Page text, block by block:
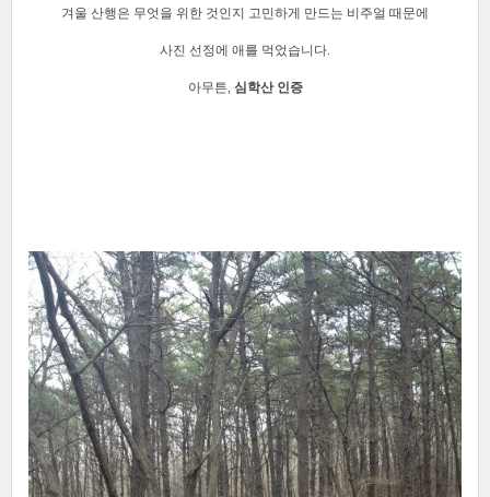
겨울 산행은 무엇을 위한 것인지 고민하게 만드는 비주얼 때문에
사진 선정에 애를 먹었습니다.
아무튼, 심학산 인증